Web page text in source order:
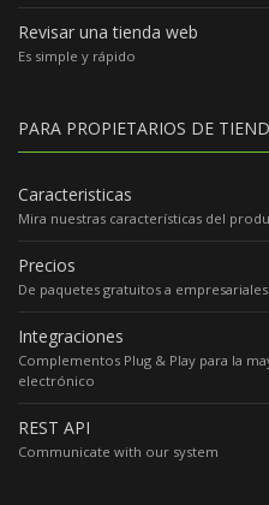
Revisar una tienda web
Es simple y rápido
PARA PROPIETARIOS DE
Caracteristicas
Mira nuestras características del
Precios
De paquetes gratuitos a empresariales
Integraciones
Complementos Plug & Play para la
electrónico
REST API
Communicate with our system